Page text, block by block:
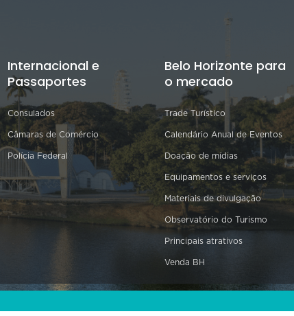
Internacional e
Passaportes
Consulados
Câmaras de Comércio
Polícia Federal
Belo Horizonte para
o mercado
Trade Turístico
Calendário Anual de Eventos
Doação de mídias
Equipamentos e serviços
Materiais de divulgação
Observatório do Turismo
Principais atrativos
Venda BH